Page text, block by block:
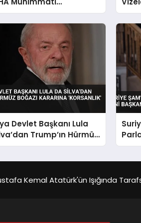
Bir Askerin
Açıkladı
Devlet Başkanı Lula
Trump’ın Hürmüz
Kararına ‘Korsanlık’
Kemal Atatürk'ün Işığında